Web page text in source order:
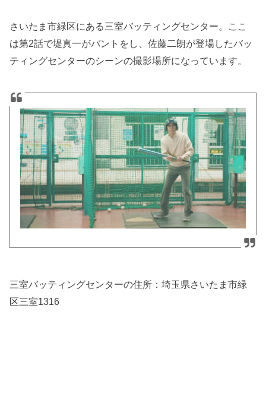
さいたま市緑区にある三室バッティングセンター。ここ
は第2話で堤真一がバントをし、佐藤二朗が登場したバッ
ティングセンターのシーンの撮影場所になっています。
三室バッティングセンターの住所：埼玉県さいたま市緑
区三室1316